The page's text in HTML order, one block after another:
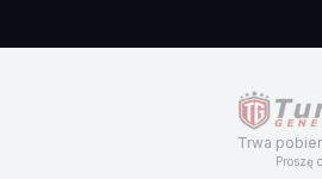
Trwa
Proszę